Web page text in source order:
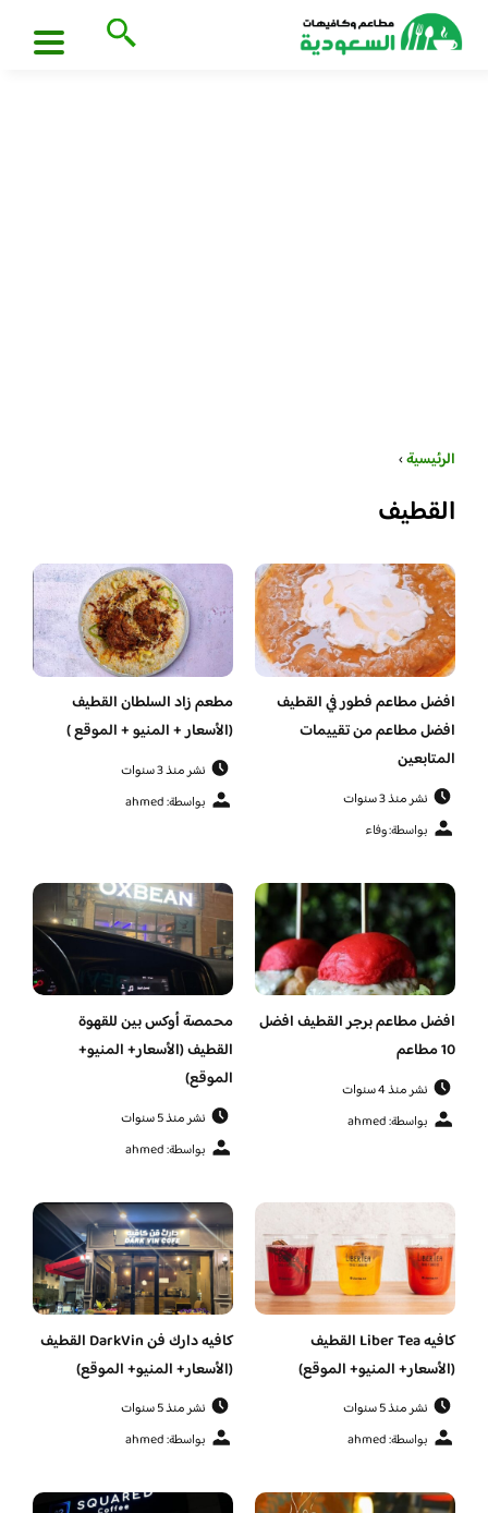
الرئيسية›
القطيف
افضل مطاعم فطور في القطيف
افضل مطاعم من تقييمات
المتابعين
نشر منذ 3 سنوات
بواسطة: وفاء
مطعم زاد السلطان القطيف
(الأسعار + المنيو + الموقع )
نشر منذ 3 سنوات
بواسطة: ahmed
افضل مطاعم برجر القطيف افضل
10 مطاعم
نشر منذ 4 سنوات
بواسطة: ahmed
محمصة أوكس بين للقهوة
القطيف (الأسعار+ المنيو+
الموقع)
نشر منذ 5 سنوات
بواسطة: ahmed
كافيه Liber Tea القطيف
(الأسعار+ المنيو+ الموقع)
نشر منذ 5 سنوات
بواسطة: ahmed
كافيه دارك فن DarkVin القطيف
(الأسعار+ المنيو+ الموقع)
نشر منذ 5 سنوات
بواسطة: ahmed